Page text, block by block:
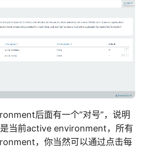
后面有一个”对号”，说明
当前active environment，所有
，你当然可以通过点击每